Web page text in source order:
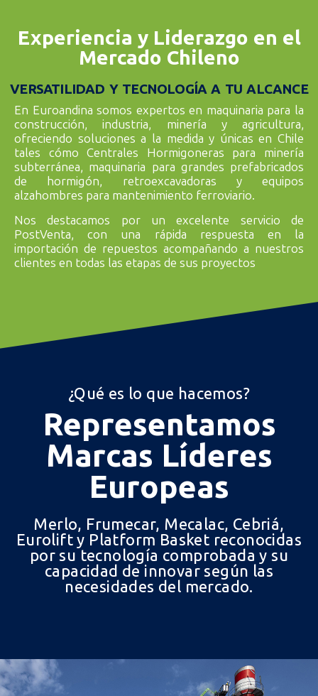
Centrales de
Hormigón Eficientes
Especialistas en maquinaria para la producción de hormigón,
FRUMECAR proporciona centrales innovadoras que optimizan el
proceso, garantizando durabilidad y eficiencia en cada proyecto.
CONOCER MÁS
Experiencia y Liderazgo en el
Mercado Chileno
VERSATILIDAD Y TECNOLOGÍA A TU ALCANCE
En Euroandina somos expertos en maquinaria para la
construcción, industria, minería y agricultura,
ofreciendo soluciones a la medida y únicas en Chile
tales cómo Centrales Hormigoneras para minería
subterránea, maquinaria para grandes prefabricados
de hormigón, retroexcavadoras y equipos
alzahombres para mantenimiento ferroviario.
Nos destacamos por un excelente servicio de
PostVenta, con una rápida respuesta en la
importación de repuestos acompañando a nuestros
clientes en todas las etapas de sus proyectos
¿Qué es lo que hacemos?
Representamos
Marcas Líderes
Europeas
Merlo, Frumecar, Mecalac, Cebriá,
Eurolift y Platform Basket reconocidas
por su tecnología comprobada y su
capacidad de innovar según las
necesidades del mercado.